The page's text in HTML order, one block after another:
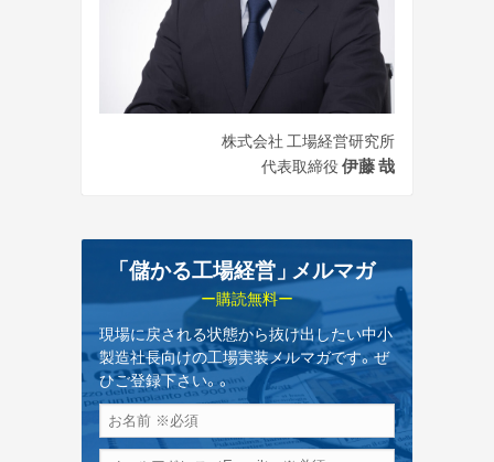
株式会社 工場経営研究所
代表取締役 伊藤 哉
「儲かる工場経営」 メルマガ
ー購読無料ー
現場に戻される状態から抜け出したい中小
製造社長向けの工場実装メルマガです。ぜ
ひご登録下さい。。